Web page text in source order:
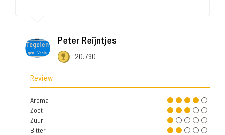
Peter Reijntjes
20.790
Review
Aroma
Zoet
Zuur
Bitter